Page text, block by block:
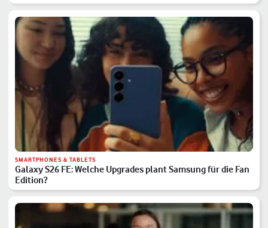
SMARTPHONES & TABLETS
Galaxy S26 FE: Welche Upgrades plant Samsung für die Fan
Edition?